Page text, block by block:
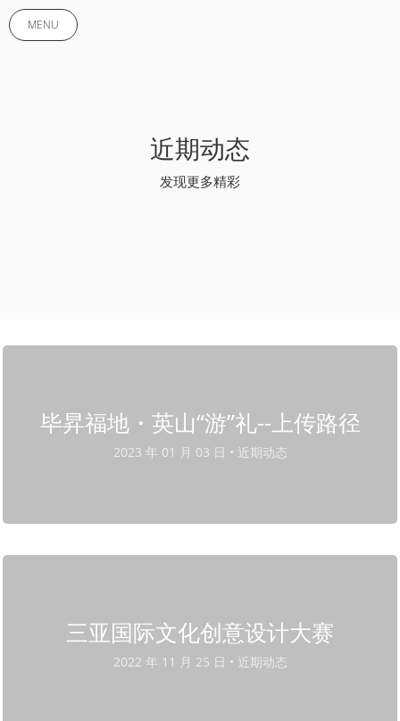
MENU
近期动态
发现更多精彩
毕昇福地・英山“游”礼--上传路径
2023 年 01 月 03 日 • 近期动态
三亚国际文化创意设计大赛
2022 年 11 月 25 日 • 近期动态